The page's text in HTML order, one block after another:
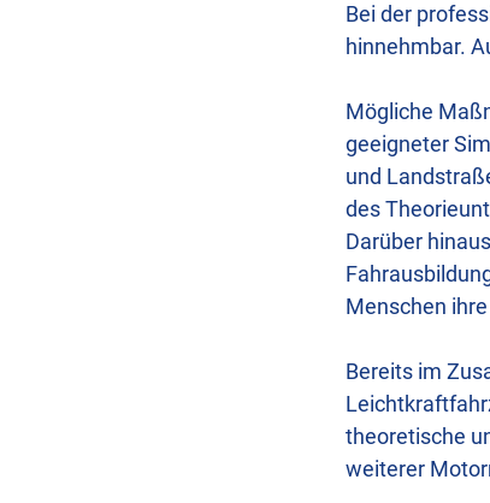
Bei der
hinnehmbar.
Mögliche
geeigneter
und
des
Darüber
Menschen
Bereits im
theoretische
weiterer